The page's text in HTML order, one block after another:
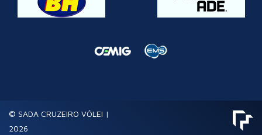
© SADA CRUZEIRO VÔLEI |
2026